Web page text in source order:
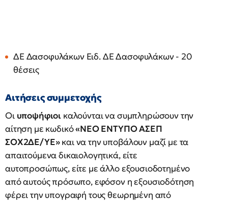
ΔΕ Δασοφυλάκων Ειδ. ΔΕ Δασοφυλάκων - 20
θέσεις
Αιτήσεις συμμετοχής
Οι υποψήφιοι καλούνται να συμπληρώσουν την
αίτηση με κωδικό«ΝΕΟ ΕΝΤΥΠΟ ΑΣΕΠ
ΣΟΧ2ΔΕ/ΥΕ»και να την υποβάλουν μαζί με τα
απαιτούμενα δικαιολογητικά, είτε
αυτοπροσώπως, είτε με άλλο εξουσιοδοτημένο
από αυτούς πρόσωπο, εφόσον η εξουσιοδότηση
φέρει την υπογραφή τους θεωρημένη από